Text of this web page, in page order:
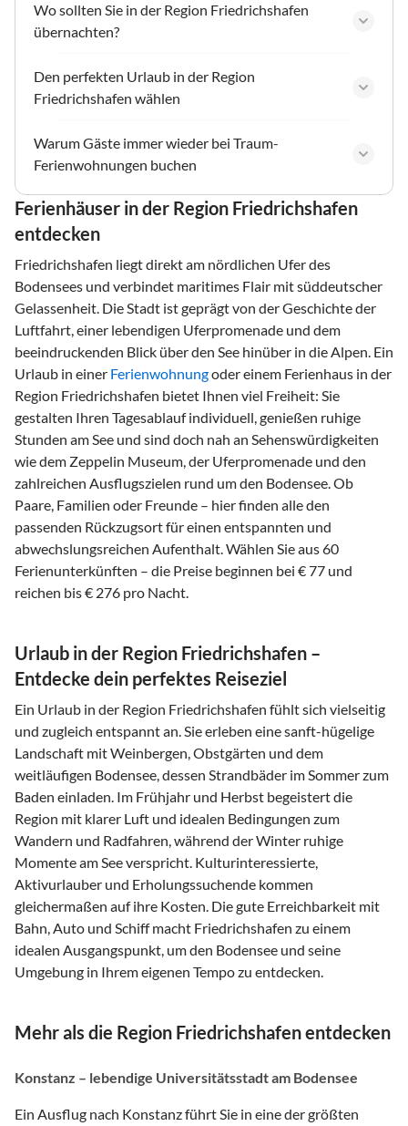
Wo sollten Sie in der Region Friedrichshafen
übernachten?
Den perfekten Urlaub in der Region
Friedrichshafen wählen
Warum Gäste immer wieder bei Traum-
Ferienwohnungen buchen
Ferienhäuser in der Region Friedrichshafen
entdecken
Friedrichshafen liegt direkt am nördlichen Ufer des
Bodensees und verbindet maritimes Flair mit süddeutscher
Gelassenheit. Die Stadt ist geprägt von der Geschichte der
Luftfahrt, einer lebendigen Uferpromenade und dem
beeindruckenden Blick über den See hinüber in die Alpen. Ein
Urlaub in einer Ferienwohnungoder einem Ferienhaus in der
Region Friedrichshafen bietet Ihnen viel Freiheit: Sie
gestalten Ihren Tagesablauf individuell, genießen ruhige
Stunden am See und sind doch nah an Sehenswürdigkeiten
wie dem Zeppelin Museum, der Uferpromenade und den
zahlreichen Ausflugszielen rund um den Bodensee. Ob
Paare, Familien oder Freunde – hier finden alle den
passenden Rückzugsort für einen entspannten und
abwechslungsreichen Aufenthalt. Wählen Sie aus 60
Ferienunterkünften – die Preise beginnen bei € 77 und
reichen bis € 276 pro Nacht.
Urlaub in der Region Friedrichshafen –
Entdecke dein perfektes Reiseziel
Ein Urlaub in der Region Friedrichshafen fühlt sich vielseitig
und zugleich entspannt an. Sie erleben eine sanft-hügelige
Landschaft mit Weinbergen, Obstgärten und dem
weitläufigen Bodensee, dessen Strandbäder im Sommer zum
Baden einladen. Im Frühjahr und Herbst begeistert die
Region mit klarer Luft und idealen Bedingungen zum
Wandern und Radfahren, während der Winter ruhige
Momente am See verspricht. Kulturinteressierte,
Aktivurlauber und Erholungssuchende kommen
gleichermaßen auf ihre Kosten. Die gute Erreichbarkeit mit
Bahn, Auto und Schiff macht Friedrichshafen zu einem
idealen Ausgangspunkt, um den Bodensee und seine
Umgebung in Ihrem eigenen Tempo zu entdecken.
Mehr als die Region Friedrichshafen entdecken
Konstanz – lebendige Universitätsstadt am Bodensee
Ein Ausflug nach Konstanz führt Sie in eine der größten